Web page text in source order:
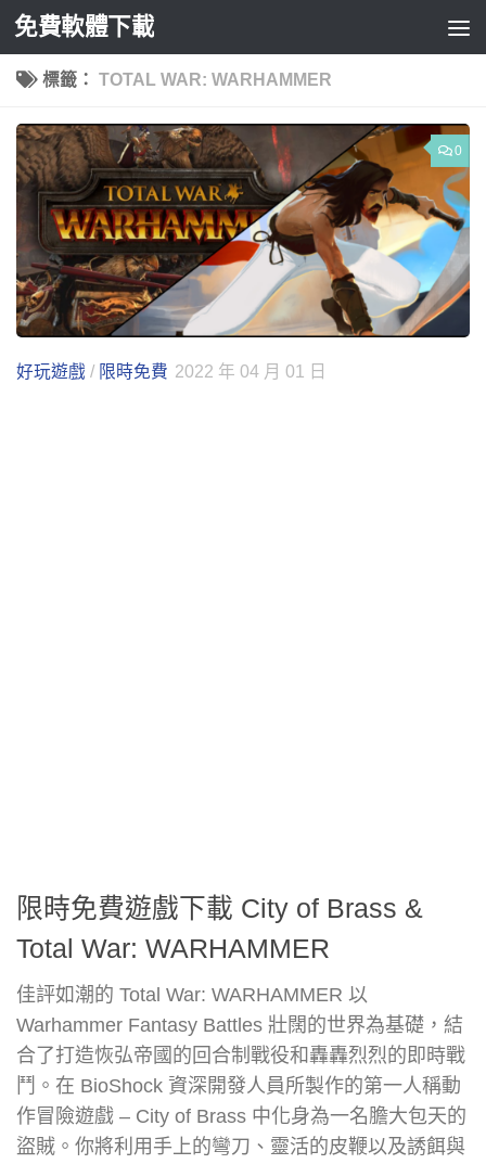
Skip to content
免費軟體下載
標籤： TOTAL WAR: WARHAMMER
0
好玩遊戲 / 限時免費 2022 年 04 月 01 日
限時免費遊戲下載 City of Brass &
Total War: WARHAMMER
佳評如潮的 Total War: WARHAMMER 以
Warhammer Fantasy Battles 壯闊的世界為基礎，結
合了打造恢弘帝國的回合制戰役和轟轟烈烈的即時戰
鬥。在 BioShock 資深開發人員所製作的第一人稱動
作冒險遊戲 – City of Brass 中化身為一名膽大包天的
盜賊。你將利用手上的彎刀、靈活的皮鞭以及誘餌與